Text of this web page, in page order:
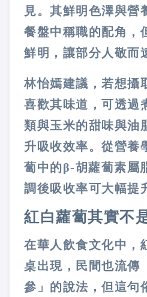
見。其鮮明色澤與營
餐盤中稱職的配角，
鮮明，讓部分人敬而
林怡嫣建議，若想攝
喜歡其味道，可透過
類與玉米的甜味與油
升吸收效率。從營養
蔔中的β-胡蘿蔔素屬
調後吸收率可大幅提
紅白蘿蔔其實不
在華人飲食文化中，
桌出現，民間也流傳
參」的說法，但這句